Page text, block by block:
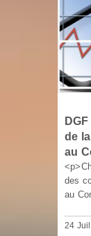
de
au
des
au
24